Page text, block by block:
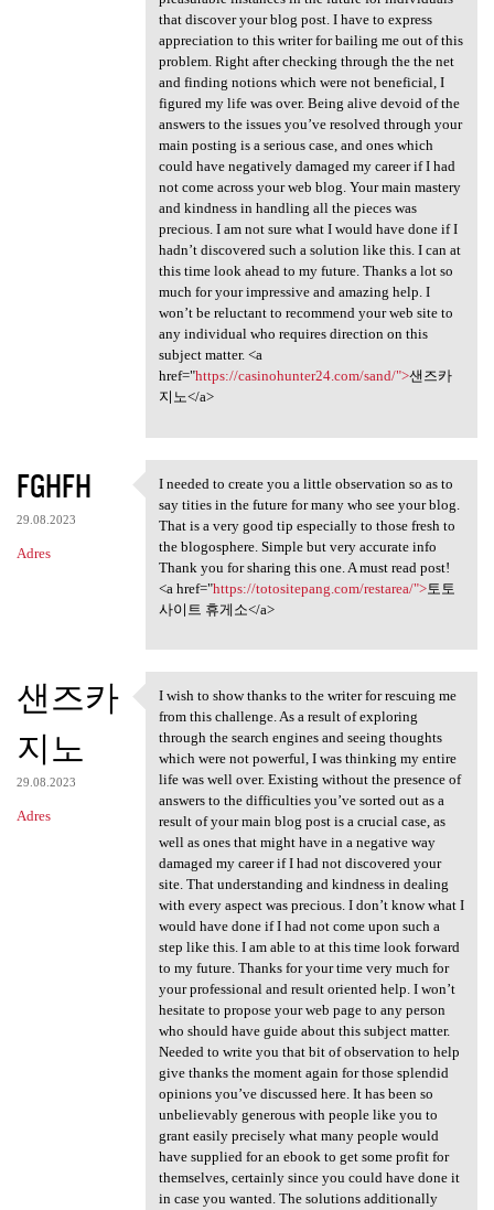
that discover your blog post. I have to express
appreciation to this writer for bailing me out of this
problem. Right after checking through the the net
and finding notions which were not beneficial, I
figured my life was over. Being alive devoid of the
answers to the issues you’ve resolved through your
main posting is a serious case, and ones which
could have negatively damaged my career if I had
not come across your web blog. Your main mastery
and kindness in handling all the pieces was
precious. I am not sure what I would have done if I
hadn’t discovered such a solution like this. I can at
this time look ahead to my future. Thanks a lot so
much for your impressive and amazing help. I
won’t be reluctant to recommend your web site to
any individual who requires direction on this
subject matter. <a
href="https://casinohunter24.com/sand/">샌즈카
지노</a>
FGHFH
29.08.2023
Adres
I needed to create you a
I needed to create you a little observation so as to
say tities in the future for many who see your blog.
That is a very good tip especially to those fresh to
the blogosphere. Simple but very accurate info
Thank you for sharing this one. A must read post!
<a href="https://totositepang.com/restarea/">토토
사이트 휴게소</a>
샌즈카
지노
29.08.2023
Adres
I wish to show thanks to the
I wish to show thanks to the writer for rescuing me
from this challenge. As a result of exploring
through the search engines and seeing thoughts
which were not powerful, I was thinking my entire
life was well over. Existing without the presence of
answers to the difficulties you’ve sorted out as a
result of your main blog post is a crucial case, as
well as ones that might have in a negative way
damaged my career if I had not discovered your
site. That understanding and kindness in dealing
with every aspect was precious. I don’t know what I
would have done if I had not come upon such a
step like this. I am able to at this time look forward
to my future. Thanks for your time very much for
your professional and result oriented help. I won’t
hesitate to propose your web page to any person
who should have guide about this subject matter.
Needed to write you that bit of observation to help
give thanks the moment again for those splendid
opinions you’ve discussed here. It has been so
unbelievably generous with people like you to
grant easily precisely what many people would
have supplied for an ebook to get some profit for
themselves, certainly since you could have done it
in case you wanted. The solutions additionally